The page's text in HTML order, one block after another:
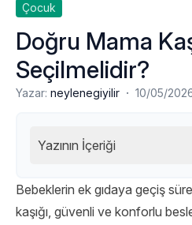
Çocuk
Doğru Mama
Seçilmelidir?
Yazar: neylenegiyilir · 10/05/
Yazının İçeriği
Bebeklerin ek gıdaya geçiş
kaşığı, güvenli ve konforlu